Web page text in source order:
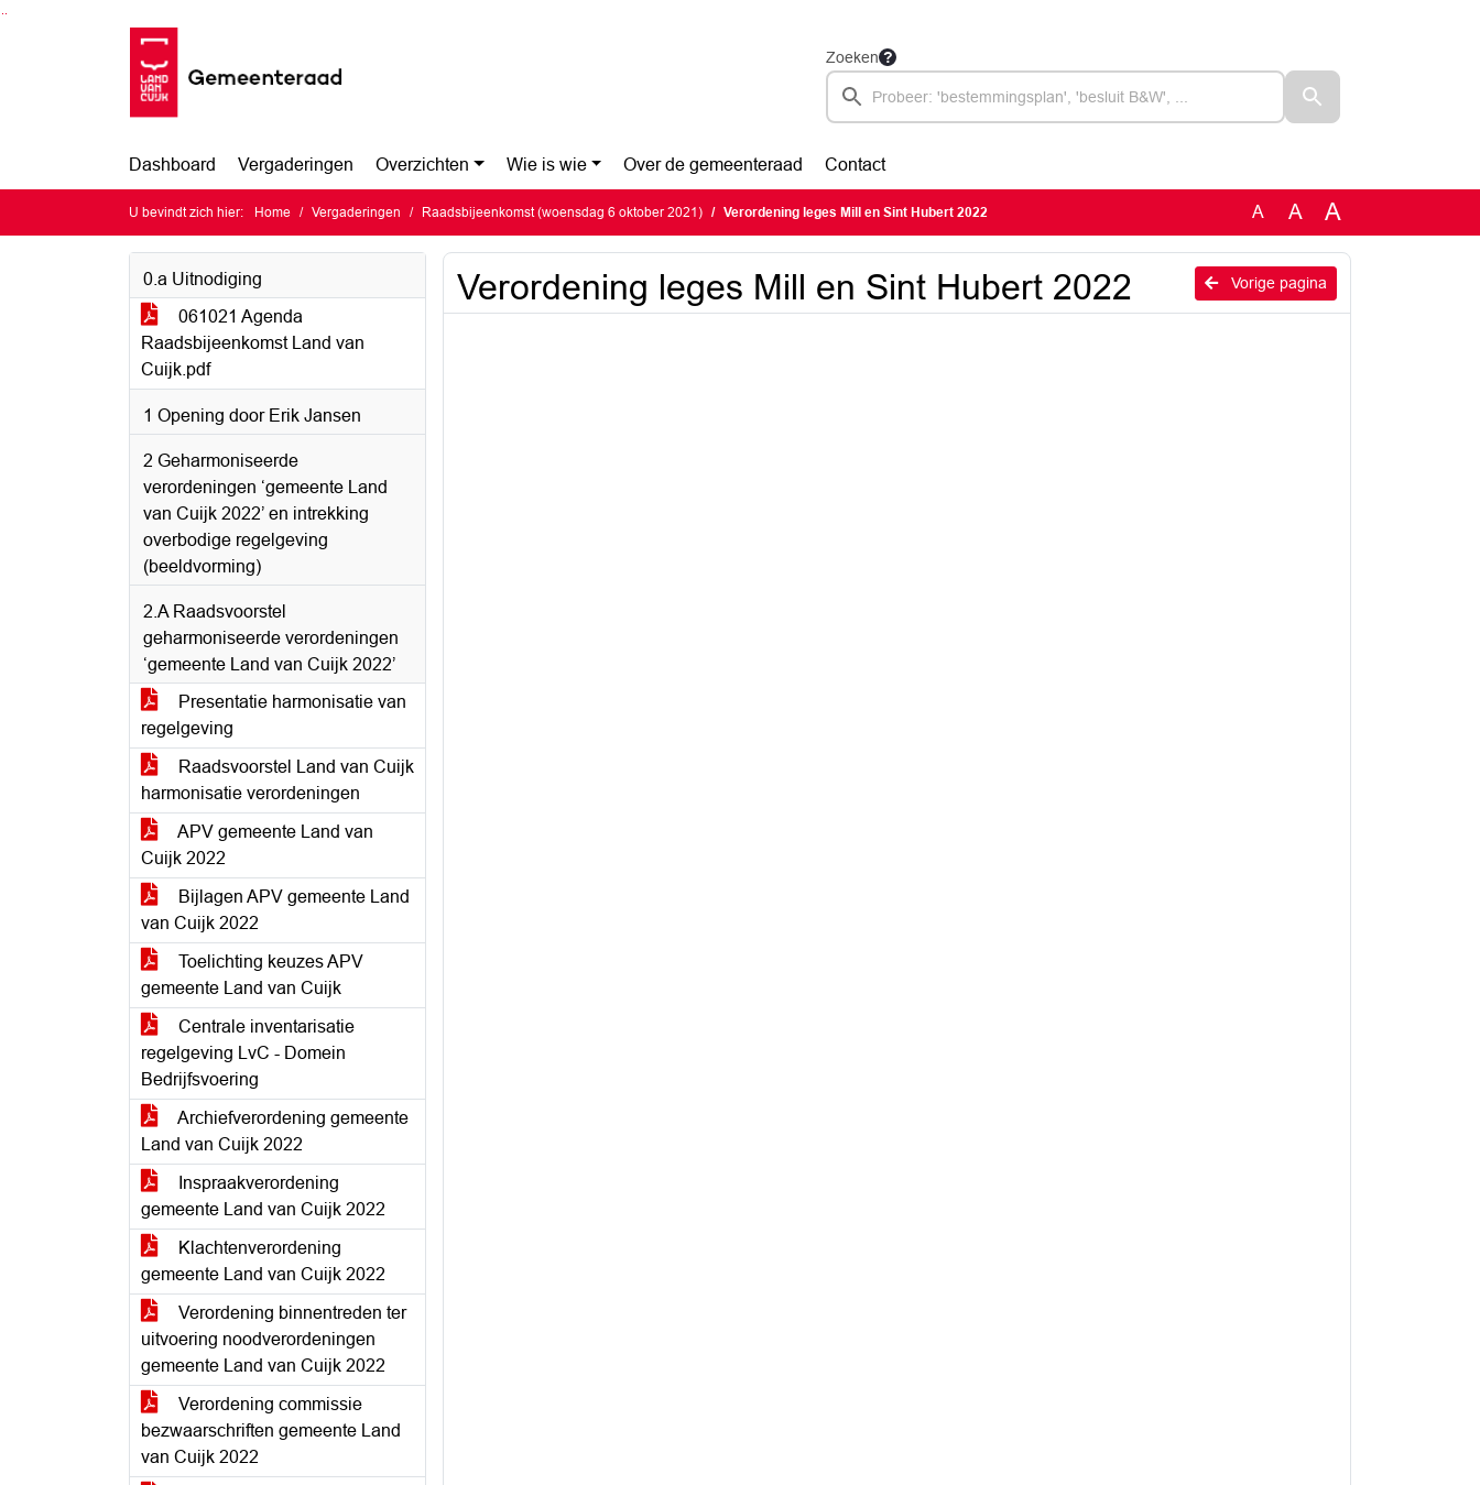
Ga naar de inhoud van deze pagina
Ga naar het zoeken
Ga naar het menu
Zoeken
Dashboard Vergaderingen Overzichten Wie is wie Over de gemeenteraad Contact
U bevindt zich hier: Home Vergaderingen Raadsbijeenkomst (woensdag 6 oktober 2021) Verordening leges Mill en Sint Hubert 2022 A A A
0.a Uitnodiging
061021 Agenda
Raadsbijeenkomst Land van
Cuijk.pdf
1 Opening door Erik Jansen
2 Geharmoniseerde
verordeningen ‘gemeente Land
van Cuijk 2022’ en intrekking
overbodige regelgeving
(beeldvorming)
2.A Raadsvoorstel
geharmoniseerde verordeningen
‘gemeente Land van Cuijk 2022’
Presentatie harmonisatie van
regelgeving
Raadsvoorstel Land van Cuijk
harmonisatie verordeningen
APV gemeente Land van
Cuijk 2022
Bijlagen APV gemeente Land
van Cuijk 2022
Toelichting keuzes APV
gemeente Land van Cuijk
Centrale inventarisatie
regelgeving LvC - Domein
Bedrijfsvoering
Archiefverordening gemeente
Land van Cuijk 2022
Inspraakverordening
gemeente Land van Cuijk 2022
Klachtenverordening
gemeente Land van Cuijk 2022
Verordening binnentreden ter
uitvoering noodverordeningen
gemeente Land van Cuijk 2022
Verordening commissie
bezwaarschriften gemeente Land
van Cuijk 2022
Vorige pagina
Verordening leges Mill en Sint Hubert 2022